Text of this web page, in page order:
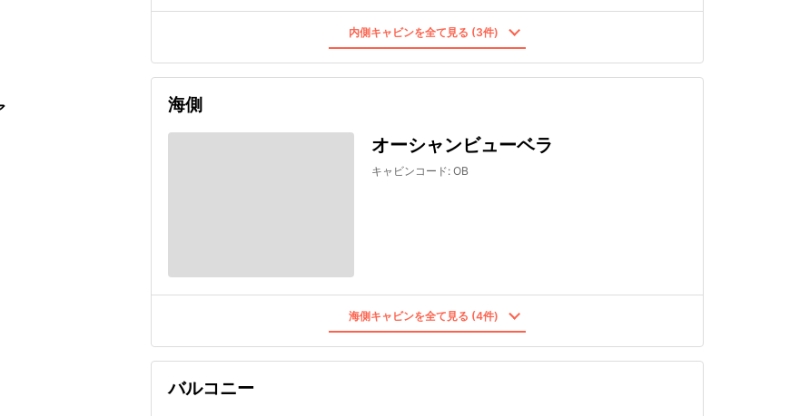
内側キャビンを全て見る (3件)
海側
オーシャンビューベラ
キャビンコード: OB
海側キャビンを全て見る (4件)
バルコニー